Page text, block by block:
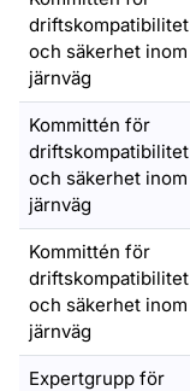
driftskompatibilitet
och säkerhet inom
järnväg
Kommittén för
driftskompatibilitet
och säkerhet inom
järnväg
Kommittén för
driftskompatibilitet
och säkerhet inom
järnväg
Expertgrupp för